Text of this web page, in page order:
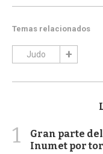
Temas relacionados
Judo
1
Gran parte
Inumet por